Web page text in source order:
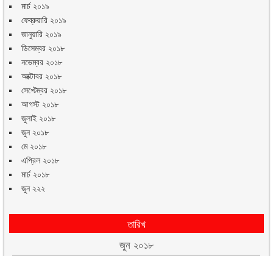
মার্চ ২০১৯
ফেব্রুয়ারি ২০১৯
জানুয়ারি ২০১৯
ডিসেম্বর ২০১৮
নভেম্বর ২০১৮
অক্টোবর ২০১৮
সেপ্টেম্বর ২০১৮
আগস্ট ২০১৮
জুলাই ২০১৮
জুন ২০১৮
মে ২০১৮
এপ্রিল ২০১৮
মার্চ ২০১৮
জুন ২২২
তারিখ
জুন ২০১৮